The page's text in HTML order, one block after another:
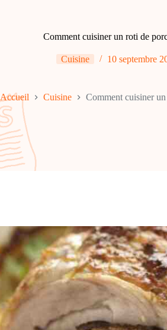
Comment cuisiner un roti de
Cuisine 10 septembre
Accueil Cuisine Comment cuisiner